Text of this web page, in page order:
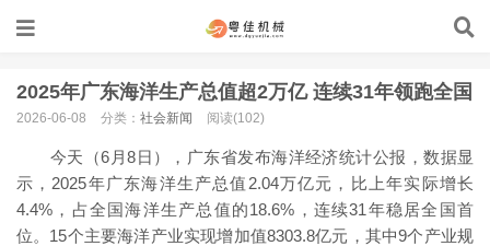
2025年广东海洋生产总值超2万亿 连续31年领跑全国
2026-06-08 分类： 社会新闻 阅读(102)
今天（6月8日），广东省发布海洋经济统计公报，数据显
示，2025年广东海洋生产总值2.04万亿元，比上年实际增长
4.4%，占全国海洋生产总值的18.6%，连续31年稳居全国首
位。15个主要海洋产业实现增加值8303.8亿元，其中9个产业规